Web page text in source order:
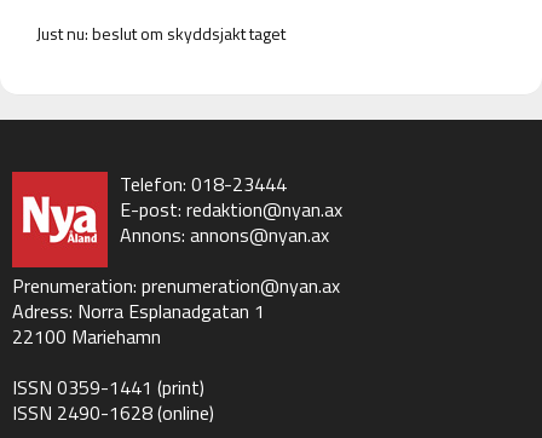
Just nu: beslut om skyddsjakt taget
Telefon: 018-23444
E-post: redaktion@nyan.ax
Annons: annons@nyan.ax
Prenumeration: prenumeration@nyan.ax
Adress: Norra Esplanadgatan 1
22100 Mariehamn
ISSN 0359-1441 (print)
ISSN 2490-1628 (online)